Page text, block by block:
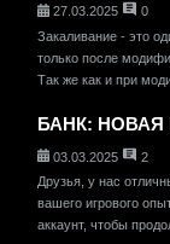
27.03.2025
0
Закаливание - это
только после
Так же как и при
БАНК:
03.03.2025
2
Друзья, у нас
вашего игрового
аккаунт, чтобы